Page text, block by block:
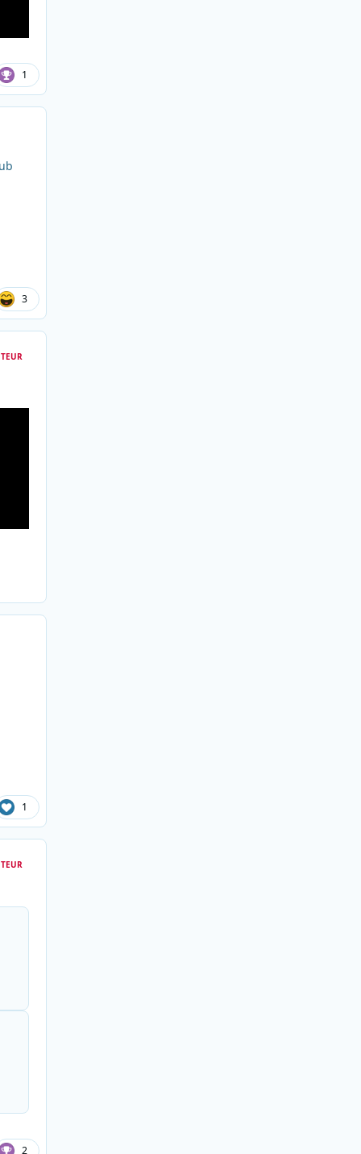
1
3
1
2